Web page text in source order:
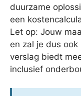
duurzame
een
Let op: Jouw
en zal je dus
verslag biedt
inclusief